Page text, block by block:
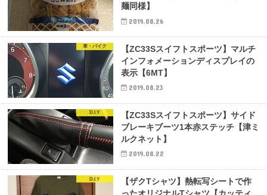
麺同様】
2019.08.26
車・バイク
【ZC33Sスイフトスポーツ】マルチ
インフォメーションディスプレイの
表示【6MT】
2019.08.23
D.I.Y
【ZC33Sスイフトスポーツ】サイド
ブレーキブーツ1本赤ステッチ【津ミ
ルクネット】
2019.08.22
D.I.Y
【ザクTシャツ】熱転写シートで作